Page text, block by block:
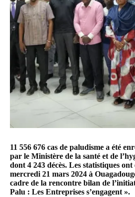
11 556 676 cas de paludisme a été
par le Ministère de la santé et de
dont 4 243 décès. Les statistiques ont
mercredi 21 mars 2024 à
cadre de la rencontre bilan de
Palu : Les Entreprises s’engagent ».